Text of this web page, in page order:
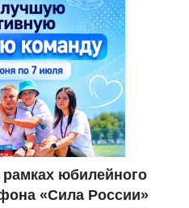
юбилейного
«Сила России»